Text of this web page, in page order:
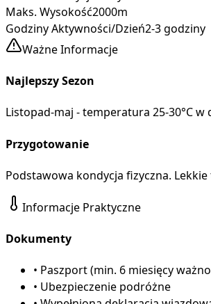
Maks. Wysokość2000m
Godziny Aktywności/Dzień2-3 godziny
Ważne Informacje
Najlepszy Sezon
Listopad-maj - temperatura 25-30°C
Przygotowanie
Podstawowa kondycja fizyczna.
Informacje Praktyczne
Dokumenty
• Paszport (min. 6 miesięcy
• Ubezpieczenie podróżne